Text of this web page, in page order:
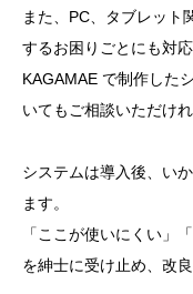
また、PC、タブレット
するお困りごとにも対応
KAGAMAE で制作した
いてもご相談いただけ
システムは導入後、い
ます。
「ここが使いにくい」
を紳士に受け止め、改